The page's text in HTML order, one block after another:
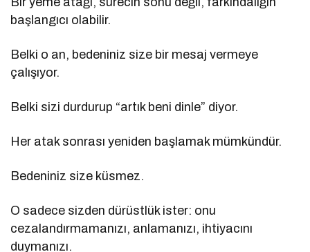
başlangıcı olabilir.
Belki o an, bedeniniz size bir mesaj vermeye
çalışıyor.
Belki sizi durdurup “artık beni dinle” diyor.
Her atak sonrası yeniden başlamak mümkündür.
Bedeniniz size küsmez.
O sadece sizden dürüstlük ister: onu
cezalandırmamanızı, anlamanızı, ihtiyacını
duymanızı.